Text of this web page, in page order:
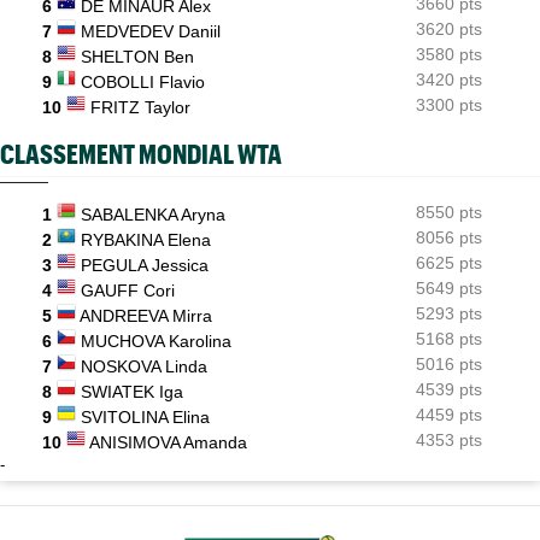
6
DE MINAUR Alex
7
MEDVEDEV Daniil
3620 pts
8
SHELTON Ben
3580 pts
9
COBOLLI Flavio
3420 pts
10
FRITZ Taylor 3300 pts
CLASSEMENT MONDIAL WTA
1 SABALENKA Aryna
8550 pts
2
RYBAKINA Elena
8056 pts
3
PEGULA Jessica
6625 pts
4
GAUFF Cori
5649 pts
5
ANDREEVA Mirra
5293 pts
6
MUCHOVA Karolina
5168 pts
7
NOSKOVA Linda
5016 pts
8
SWIATEK Iga
4539 pts
9
SVITOLINA Elina
4459 pts
10
ANISIMOVA Amanda 4353 pts
-